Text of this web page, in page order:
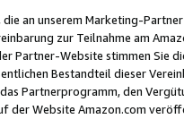
an unserem Marketing-
zur Teilnahme am
Partner-Website stimmen Sie
Bestandteil dieser
Partnerprogramm, den
der Website Amazon.com